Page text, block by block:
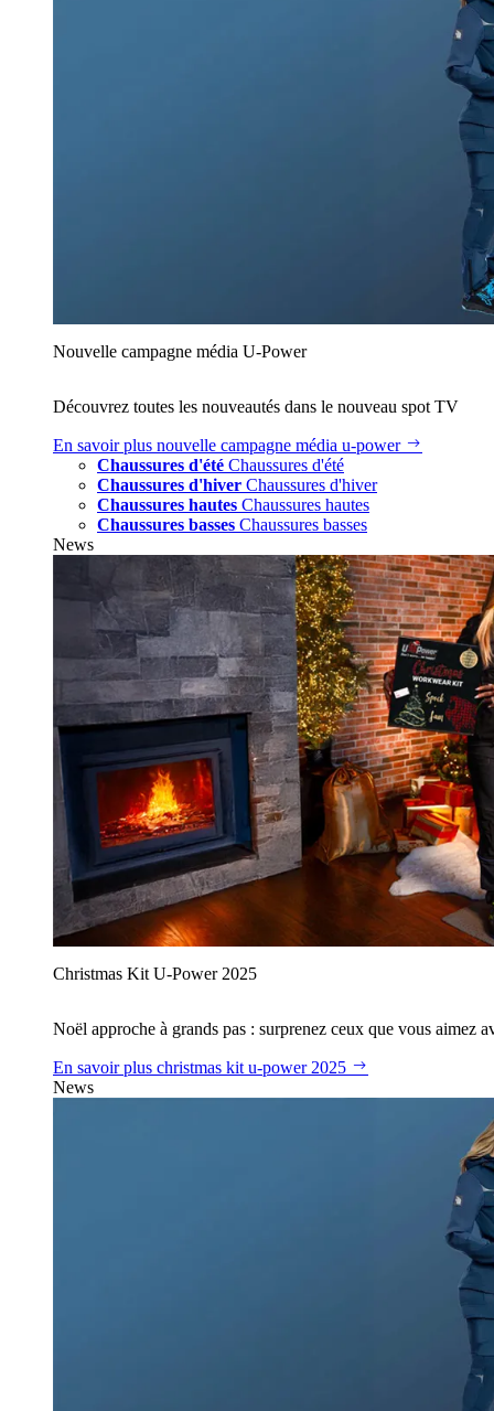
Nouvelle campagne média U‑Power
Découvrez toutes les nouveautés dans le nouveau spot TV
En savoir plus nouvelle campagne média u‑power
Chaussures d'été Chaussures d'été
Chaussures d'hiver Chaussures d'hiver
Chaussures hautes Chaussures hautes
Chaussures basses Chaussures basses
News
Christmas Kit U‑Power 2025
Noël approche à grands pas : surprenez ceux que vous aimez
En savoir plus christmas kit u‑power 2025
News